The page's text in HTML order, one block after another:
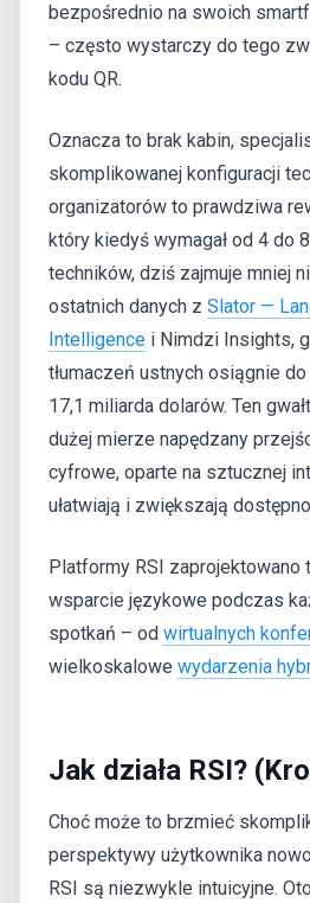
bezpośrednio na swoich
– często wystarczy do tego
kodu QR.
Oznacza to brak kabin,
skomplikowanej konfiguracji
organizatorów to prawdziwa
który kiedyś wymagał od 4 do
techników, dziś zajmuje mniej
ostatnich danych z Slator —
Intelligence i Nimdzi Insights,
tłumaczeń ustnych osiągnie
17,1 miliarda dolarów. Ten
dużej mierze napędzany
cyfrowe, oparte na sztucznej
ułatwiają i zwiększają
Platformy RSI zaprojektowano
wsparcie językowe podczas
spotkań – od wirtualnych
wielkoskalowe wydarzenia
Jak działa RSI?
Choć może to brzmieć
perspektywy użytkownika
RSI są niezwykle intuicyjne.